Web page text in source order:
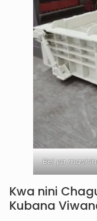
Bei ya
Kwa nini
Kubana